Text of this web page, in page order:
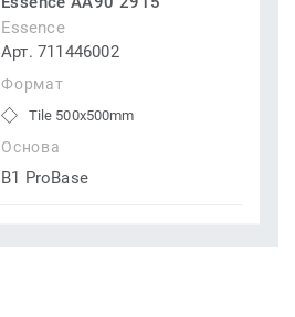
Essence
Арт. 711446002
Формат
Tile 500x500mm
Основа
B1 ProBase